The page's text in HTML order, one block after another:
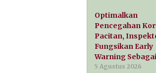
Optimalkan
Pencegahan
Pacitan,
Fungsikan Early
Warning
5 Agustus 2026